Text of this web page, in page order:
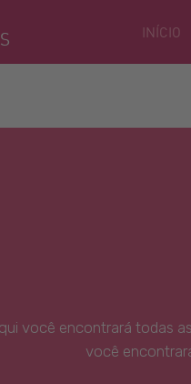
INÍCIO
você encontrará todas
você